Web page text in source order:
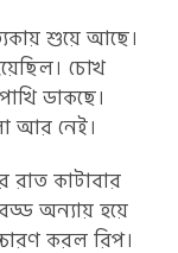
শুয়ে আছে।
চোখ
ডাকছে।
আর নেই।
রাত কাটাবার
অন্যায় হয়ে
করল রিপ।